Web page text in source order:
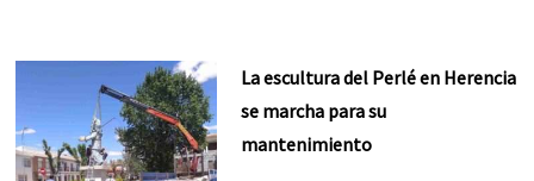
La escultura del Perlé en Herencia
se marcha para su
mantenimiento